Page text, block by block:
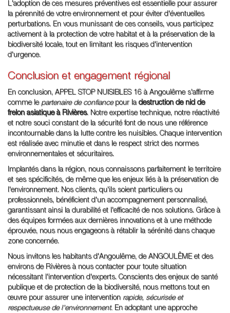
L'adoption de ces mesures préventives est essentielle pour assurer
la pérennité de votre environnement et pour éviter d'éventuelles
perturbations. En vous munissant de ces conseils, vous participez
activement à la protection de votre habitat et à la préservation de la
biodiversité locale, tout en limitant les risques d'intervention
d'urgence.
Conclusion et engagement régional
En conclusion, APPEL STOP NUISIBLES 16 à Angoulême s'affirme
comme le partenaire de confiancepour la destruction de nid de
frelon asiatique à Rivières. Notre expertise technique, notre réactivité
et notre souci constant de la sécurité font de nous une référence
incontournable dans la lutte contre les nuisibles. Chaque intervention
est réalisée avec minutie et dans le respect strict des normes
environnementales et sécuritaires.
Implantés dans la région, nous connaissons parfaitement le territoire
et ses spécificités, de même que les enjeux liés à la préservation de
l'environnement. Nos clients, qu'ils soient particuliers ou
professionnels, bénéficient d'un accompagnement personnalisé,
garantissant ainsi la durabilité et l'efficacité de nos solutions. Grâce à
des équipes formées aux dernières innovations et à une méthode
éprouvée, nous nous engageons à rétablir la sérénité dans chaque
zone concernée.
Nous invitons les habitants d'Angoulême, de ANGOULÊME et des
environs de Rivières à nous contacter pour toute situation
nécessitant l'intervention d'experts. Conscients des enjeux de santé
publique et de protection de la biodiversité, nous mettons tout en
œuvre pour assurer une intervention rapide, sécurisée et
respectueuse de l'environnement. En adoptant une approche